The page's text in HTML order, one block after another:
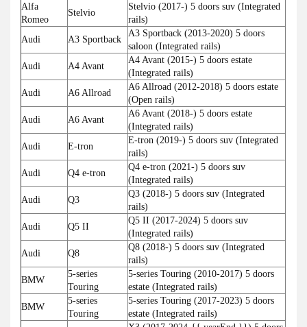
Alfa
Romeo
Stelvio
Stelvio (2017-) 5 doors suv (Integrated
rails)
Audi
A3 Sportback
A3 Sportback (2013-2020) 5 doors
saloon (Integrated rails)
Audi
A4 Avant
A4 Avant (2015-) 5 doors estate
(Integrated rails)
Audi
A6 Allroad
A6 Allroad (2012-2018) 5 doors estate
(Open rails)
Audi
A6 Avant
A6 Avant (2018-) 5 doors estate
(Integrated rails)
Audi
E-tron
E-tron (2019-) 5 doors suv (Integrated
rails)
Audi
Q4 e-tron
Q4 e-tron (2021-) 5 doors suv
(Integrated rails)
Audi
Q3
Q3 (2018-) 5 doors suv (Integrated
rails)
Audi
Q5 II
Q5 II (2017-2024) 5 doors suv
(Integrated rails)
Audi
Q8
Q8 (2018-) 5 doors suv (Integrated
rails)
BMW
5-series
Touring
5-series Touring (2010-2017) 5 doors
estate (Integrated rails)
BMW
5-series
Touring
5-series Touring (2017-2023) 5 doors
estate (Integrated rails)